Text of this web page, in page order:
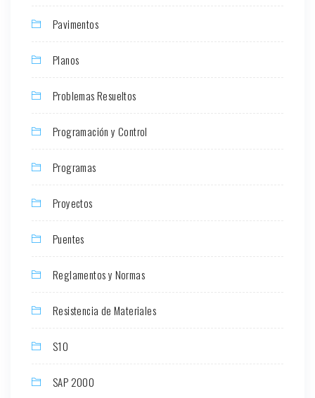
Pavimentos
Planos
Problemas Resueltos
Programación y Control
Programas
Proyectos
Puentes
Reglamentos y Normas
Resistencia de Materiales
S10
SAP 2000